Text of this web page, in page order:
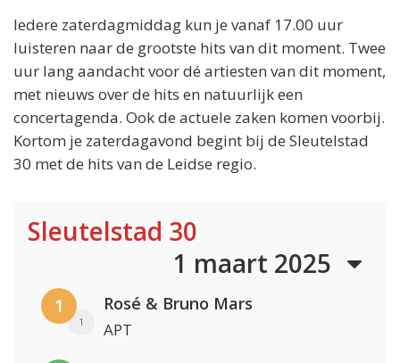
Iedere zaterdagmiddag kun je vanaf 17.00 uur
luisteren naar de grootste hits van dit moment. Twee
uur lang aandacht voor dé artiesten van dit moment,
met nieuws over de hits en natuurlijk een
concertagenda. Ook de actuele zaken komen voorbij.
Kortom je zaterdagavond begint bij de Sleutelstad
30 met de hits van de Leidse regio.
Sleutelstad 30
1 maart 2025
1
1
Rosé & Bruno Mars
APT